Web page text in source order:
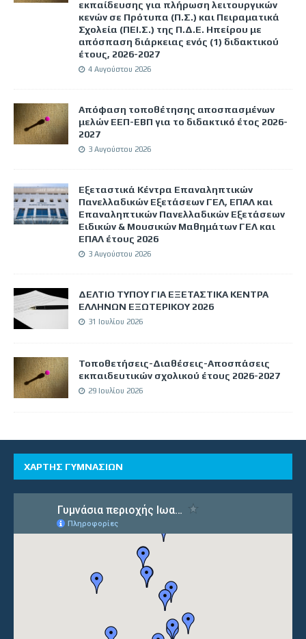
εκπαίδευσης για πλήρωση λειτουργικών
κενών σε Πρότυπα (Π.Σ.) και Πειραματικά
Σχολεία (ΠΕΙ.Σ.) της Π.Δ.Ε. Ηπείρου με
απόσπαση διάρκειας ενός (1) διδακτικού
έτους, 2026-2027
4 Αυγούστου 2026
Απόφαση τοποθέτησης αποσπασμένων
μελών ΕΕΠ-ΕΒΠ για το διδακτικό έτος 2026-
2027
3 Αυγούστου 2026
Εξεταστικά Κέντρα Επαναληπτικών
Πανελλαδικών Εξετάσεων ΓΕΛ, ΕΠΑΛ και
Επαναληπτικών Πανελλαδικών Εξετάσεων
Ειδικών & Μουσικών Μαθημάτων ΓΕΛ και
ΕΠΑΛ έτους 2026
3 Αυγούστου 2026
ΔΕΛΤΙΟ ΤΥΠΟΥ ΓΙΑ ΕΞΕΤΑΣΤΙΚΑ ΚΕΝΤΡΑ
ΕΛΛΗΝΩΝ ΕΞΩΤΕΡΙΚΟΥ 2026
31 Ιουλίου 2026
Τοποθετήσεις-Διαθέσεις-Αποσπάσεις
εκπαιδευτικών σχολικού έτους 2026-2027
29 Ιουλίου 2026
ΧΑΡΤΗΣ ΓΥΜΝΑΣΙΩΝ